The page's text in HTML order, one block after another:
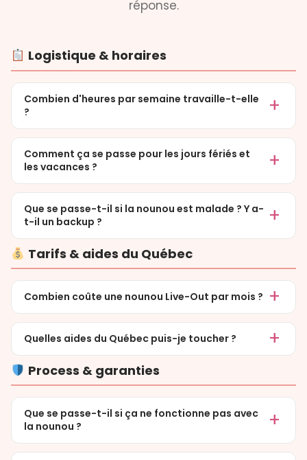
réponse.
Logistique & horaires
Combien d'heures par semaine travaille-t-elle
?
Comment ça se passe pour les jours fériés et
les vacances ?
Que se passe-t-il si la nounou est malade ? Y a-
t-il un backup ?
Tarifs & aides du Québec
Combien coûte une nounou Live-Out par mois ?
Quelles aides du Québec puis-je toucher ?
Process & garanties
Que se passe-t-il si ça ne fonctionne pas avec
la nounou ?